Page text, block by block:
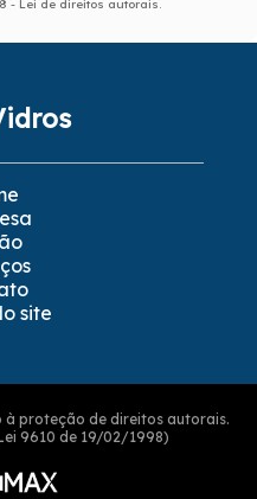
- Lei de direitos autorais.
site
à proteção de direitos autorais.
9610 de 19/02/1998)